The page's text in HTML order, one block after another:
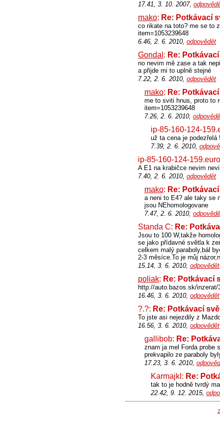
17.41, 3. 10. 2007,
mako: Re: Potkávací
co rikate na toto? me se to
item=1053239648
6.46, 2. 6. 2010, odpovědět
Gondal : Re:
no nevim mě zase a tak
a přijde mi to uplně stejné
7.22, 2. 6. 2010, odpovědět
mako: Re:
me to sviti hnus, proto to
item=1053239648
7.26, 2. 6. 2010,
ip-85-160-124-
už ta cena je podezřelá
7.39, 2. 6. 2010,
ip-85-160-124-
A E1 na krabičce nevim
7.40, 2. 6. 2010, odpovědět
mako: Re:
a neni to E4? ale taky se
jsou NEhomologovane
7.47, 2. 6. 2010,
Standa C: Re:
Jsou to 100 W,takže
se jako přídavné světla k
celkem malý paraboly,bál
2-3 měsíce.To je můj
15.14, 3. 6. 2010, odpovědět
poliak: Re: Potkávací
http://auto.bazos.sk/inzerat/
16.46, 3. 6. 2010, odpovědět
?.?: Re: Potkávací
To jste asi nejezdily z
16.56, 3. 6. 2010, odpovědět
gallibob: Re:
znam ja mel Forda probe
prekvapilo ze paraboly
17.23, 3. 6. 2010,
Karmajkl: Re:
tak to je hodně tvrdý
22.42, 9. 12. 2015,